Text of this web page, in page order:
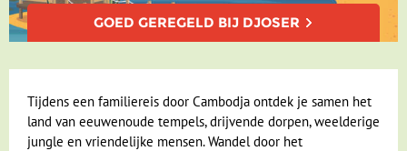
GOED GEREGELD BIJ DJOSER
Tijdens een familiereis door Cambodja ontdek je samen het
land van eeuwenoude tempels, drijvende dorpen, weelderige
jungle en vriendelijke mensen. Wandel door het